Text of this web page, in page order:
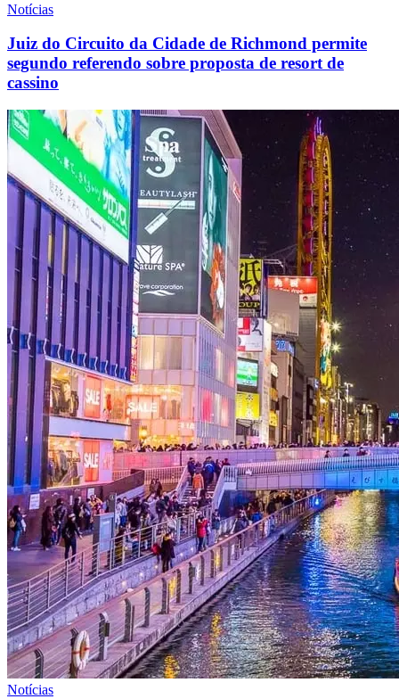
Notícias
Juiz do Circuito da Cidade de Richmond permite
segundo referendo sobre proposta de resort de
cassino
Notícias